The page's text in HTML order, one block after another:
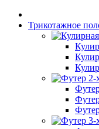
Трикотажное